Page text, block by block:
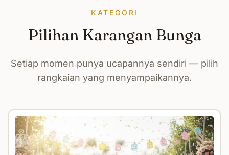
KATEGORI
Pilihan Karangan Bunga
Setiap momen punya ucapannya sendiri — pilih
rangkaian yang menyampaikannya.